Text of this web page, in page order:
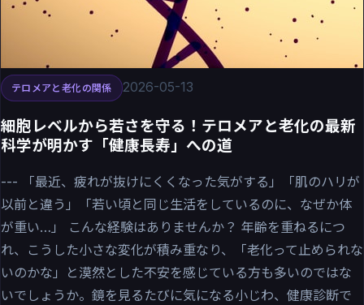
テロメアと老化の関係 2026-05-13
細胞レベルから若さを守る！テロメアと老化の最新
科学が明かす「健康長寿」への道
--- 「最近、疲れが抜けにくくなった気がする」「肌のハリが
以前と違う」「若い頃と同じ生活をしているのに、なぜか体
が重い…」 こんな経験はありませんか？ 年齢を重ねるにつ
れ、こうした小さな変化が積み重なり、「老化って止められな
いのかな」と漠然とした不安を感じている方も多いのではな
いでしょうか。鏡を見るたびに気になる小じわ、健康診断で